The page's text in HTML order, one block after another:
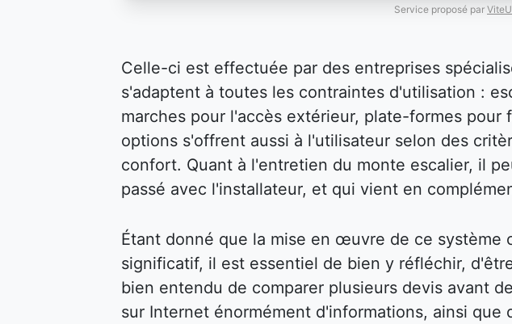
Service proposé par
Celle-ci est effectuée par des entreprises
s'adaptent à toutes les contraintes d'utilisation :
marches pour l'accès extérieur, plate-formes
options s'offrent aussi à l'utilisateur selon des
confort. Quant à l'entretien du monte escalier, il
passé avec l'installateur, et qui vient en
Étant donné que la mise en œuvre de ce système
significatif, il est essentiel de bien y réfléchir,
bien entendu de comparer plusieurs devis avant
sur Internet énormément d'informations, ainsi que